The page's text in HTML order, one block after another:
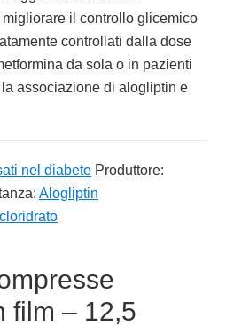
il controllo glicemico
controllati dalla dose
da sola o in pazienti
associazione di alogliptin e
nel diabete Produttore:
Alogliptin
film – 12,5